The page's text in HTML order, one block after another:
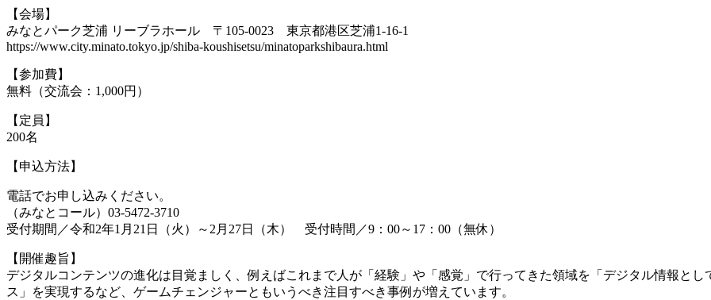
【会場】
みなとパーク芝浦 リーブラホール 〒105-0023 東京都港区芝浦1-16-1
https://www.city.minato.tokyo.jp/shiba-koushisetsu/minatoparkshibaura.html
【参加費】
無料（交流会：1,000円）
【定員】
200名
【申込方法】
電話でお申し込みください。
（みなとコール）03-5472-3710
受付期間／令和2年1月21日（火）～2月27日（木） 受付時間／9：00～17：00（無休）
【開催趣旨】
デジタルコンテンツの進化は目覚ましく、例えばこれまで人が「経験」や「感覚」で行ってきた領域を「デジタル情報と
ス」を実現するなど、ゲームチェンジャーともいうべき注目すべき事例が増えています。